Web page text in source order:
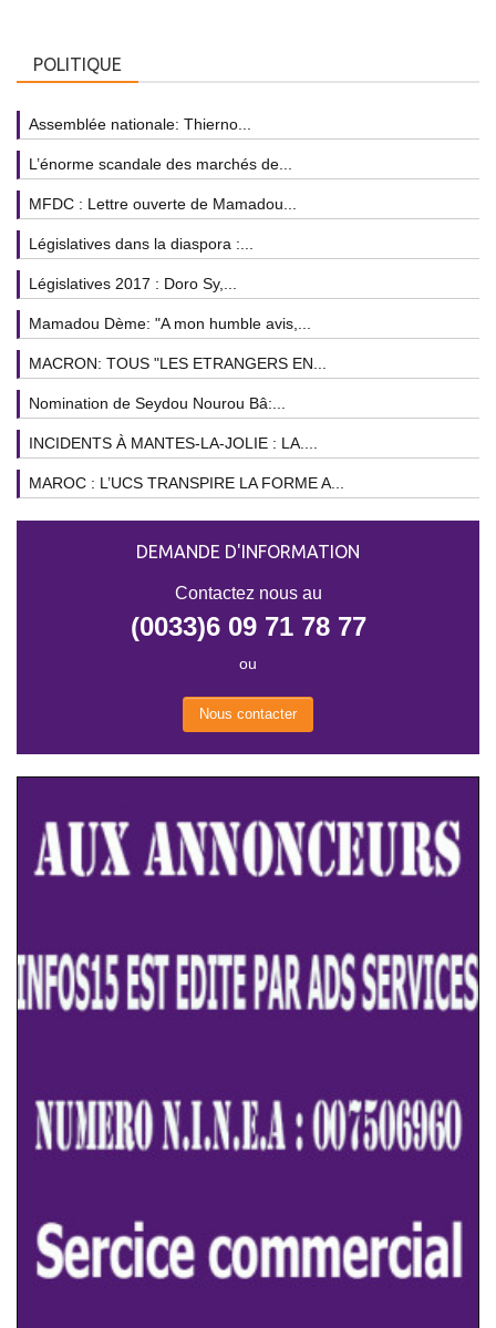
POLITIQUE
Assemblée nationale: Thierno...
L’énorme scandale des marchés de...
MFDC : Lettre ouverte de Mamadou...
Législatives dans la diaspora :...
Législatives 2017 : Doro Sy,...
Mamadou Dème: "A mon humble avis,...
MACRON: TOUS "LES ETRANGERS EN...
Nomination de Seydou Nourou Bâ:...
INCIDENTS À MANTES-LA-JOLIE : LA....
MAROC : L’UCS TRANSPIRE LA FORME A...
DEMANDE D'INFORMATION
Contactez nous au
(0033)6 09 71 78 77
ou
Nous contacter